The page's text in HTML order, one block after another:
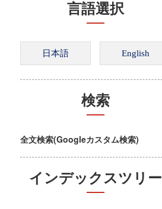
言語選択
検索
全文検索(Googleカスタム検索)
インデックスツリー